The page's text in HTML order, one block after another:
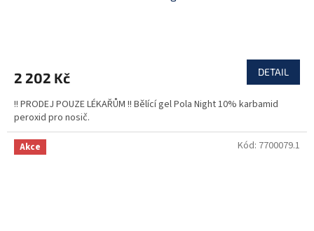
2 202 Kč DETAIL
!! PRODEJ POUZE LÉKAŘŮM !! Bělící gel Pola Night 10% karbamid
peroxid pro nosič.
Akce Kód: 7700079.1